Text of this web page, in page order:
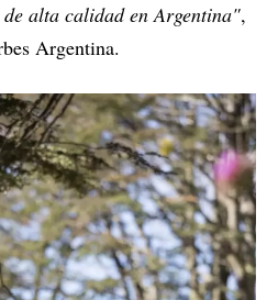
alta calidad en Argentina",
Argentina.